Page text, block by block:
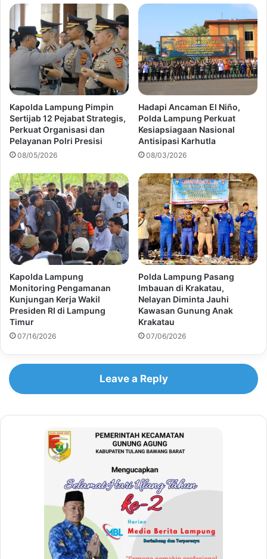
Kapolda Lampung Pimpin
Sertijab 12 Pejabat Strategis,
Perkuat Organisasi dan
Pelayanan Polri Presisi
08/05/2026
Hadapi Ancaman El Niño,
Polda Lampung Perkuat
Kesiapsiagaan Nasional
Antisipasi Karhutla
08/03/2026
Kapolda Lampung
Monitoring Pengamanan
Kunjungan Kerja Wakil
Presiden RI di Lampung
Timur
07/16/2026
Polda Lampung Pasang
Imbauan di Krakatau,
Nelayan Diminta Jauhi
Kawasan Gunung Anak
Krakatau
07/06/2026
Leave a Reply